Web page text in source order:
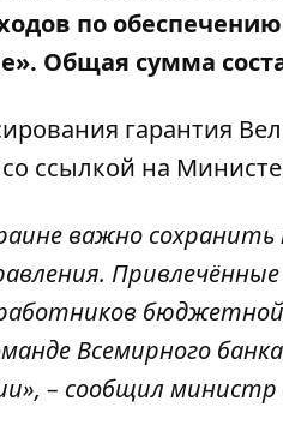
по
Общая сумма
гарантия
со ссылкой на
важно
Всемирного
– сообщил министр